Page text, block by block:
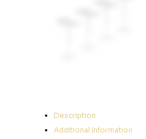
Description
Additional Information